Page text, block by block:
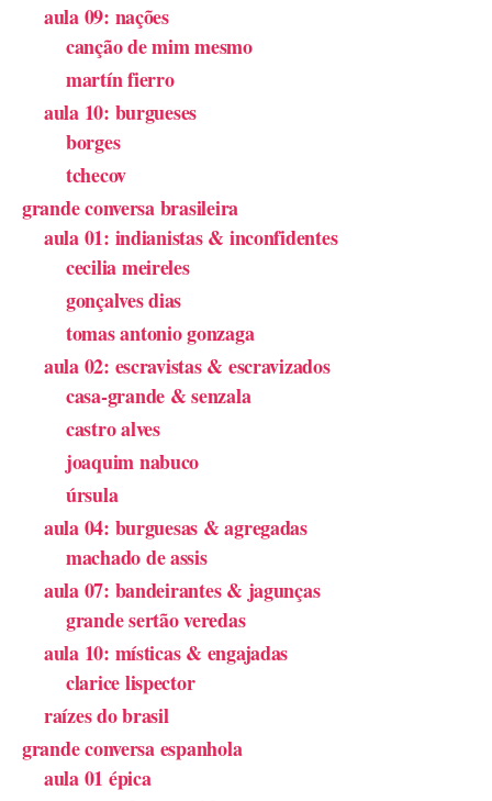
aula 09: nações
canção de mim mesmo
martín fierro
aula 10: burgueses
borges
tchecov
grande conversa brasileira
aula 01: indianistas & inconfidentes
cecilia meireles
gonçalves dias
tomas antonio gonzaga
aula 02: escravistas & escravizados
casa-grande & senzala
castro alves
joaquim nabuco
úrsula
aula 04: burguesas & agregadas
machado de assis
aula 07: bandeirantes & jagunças
grande sertão veredas
aula 10: místicas & engajadas
clarice lispector
raízes do brasil
grande conversa espanhola
aula 01 épica